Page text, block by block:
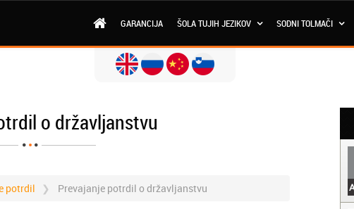
GARANCIJA ŠOLA TUJIH JEZIKOV SODNI TOLMAČI
o državljanstvu
potrdil Prevajanje potrdil o državljanstvu